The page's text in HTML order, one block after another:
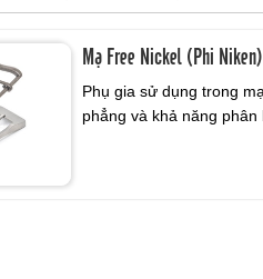
Mạ Free Nickel (Phi Niken)
Phụ gia sử dụng trong
phẳng và khả năng phân